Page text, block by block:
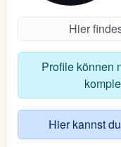
Hier
Profile können
Hier kannst